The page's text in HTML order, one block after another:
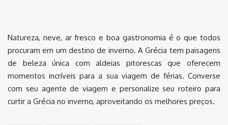
Natureza, neve, ar fresco e boa gastronomia é o que todos
procuram em um destino de inverno. A Grécia tem paisagens
de beleza única com aldeias pitorescas que oferecem
momentos incríveis para a sua viagem de férias. Converse
com seu agente de viagem e personalize seu roteiro para
curtir a Grécia no inverno, aproveitando os melhores preços.